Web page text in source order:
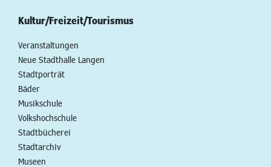
Kultur/Freizeit/Tourismus
Veranstaltungen
Neue Stadthalle Langen
Stadtporträt
Bäder
Musikschule
Volkshochschule
Stadtbücherei
Stadtarchiv
Museen